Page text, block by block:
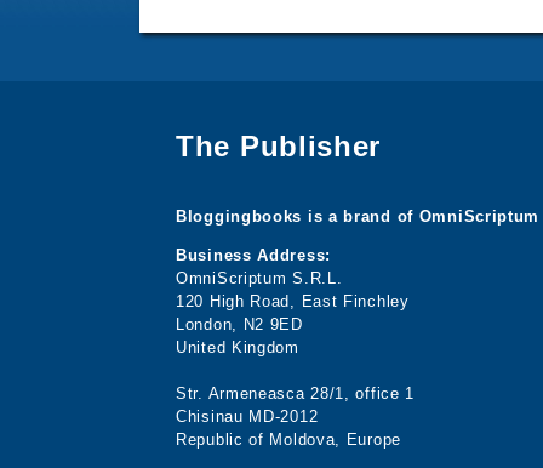
The Publisher
Bloggingbooks is a brand of OmniScriptum
Business Address:
OmniScriptum S.R.L.
120 High Road, East Finchley
London, N2 9ED
United Kingdom
Str. Armeneasca 28/1, office 1
Chisinau MD-2012
Republic of Moldova, Europe